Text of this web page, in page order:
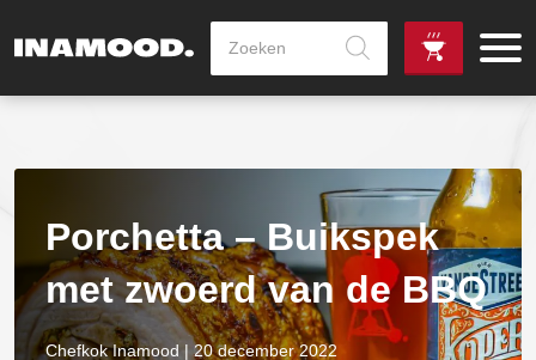
vanaf €100,-
Porchetta – Buikspek
met zwoerd van de BBQ
Chefkok Inamood | 20 december 2022